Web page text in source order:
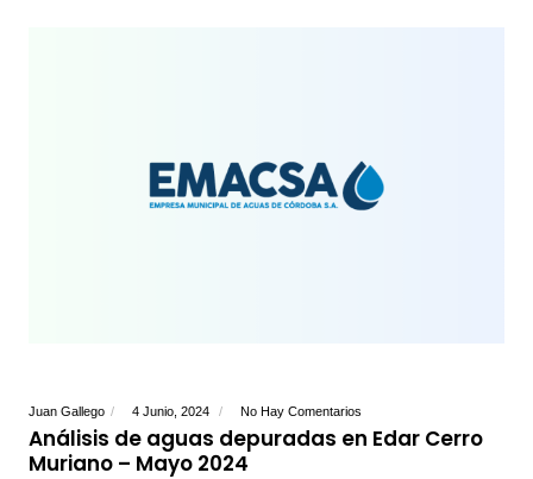
Juan Gallego 4 Junio, 2024 No Hay Comentarios
Análisis de aguas depuradas en Edar Cerro
Muriano – Mayo 2024